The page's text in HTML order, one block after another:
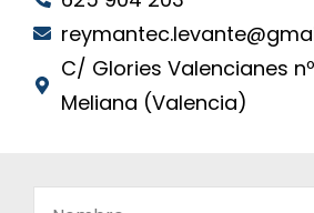
C/ Glories Valencianes
Meliana (Valencia)